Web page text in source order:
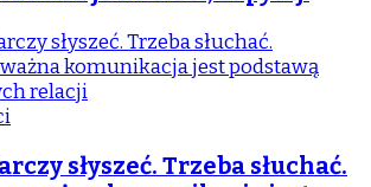
słyszeć. Trzeba słuchać.